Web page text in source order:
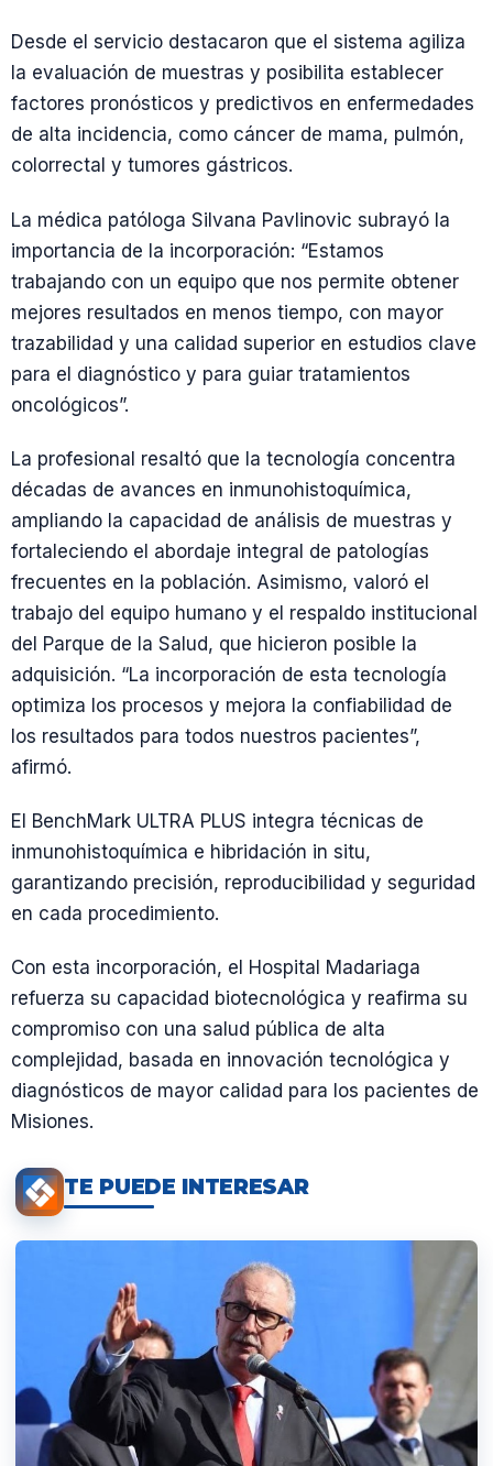
Desde el servicio destacaron que el sistema agiliza
la evaluación de muestras y posibilita establecer
factores pronósticos y predictivos en enfermedades
de alta incidencia, como cáncer de mama, pulmón,
colorrectal y tumores gástricos.
La médica patóloga Silvana Pavlinovic subrayó la
importancia de la incorporación: “Estamos
trabajando con un equipo que nos permite obtener
mejores resultados en menos tiempo, con mayor
trazabilidad y una calidad superior en estudios clave
para el diagnóstico y para guiar tratamientos
oncológicos”.
La profesional resaltó que la tecnología concentra
décadas de avances en inmunohistoquímica,
ampliando la capacidad de análisis de muestras y
fortaleciendo el abordaje integral de patologías
frecuentes en la población. Asimismo, valoró el
trabajo del equipo humano y el respaldo institucional
del Parque de la Salud, que hicieron posible la
adquisición. “La incorporación de esta tecnología
optimiza los procesos y mejora la confiabilidad de
los resultados para todos nuestros pacientes”,
afirmó.
El BenchMark ULTRA PLUS integra técnicas de
inmunohistoquímica e hibridación in situ,
garantizando precisión, reproducibilidad y seguridad
en cada procedimiento.
Con esta incorporación, el Hospital Madariaga
refuerza su capacidad biotecnológica y reafirma su
compromiso con una salud pública de alta
complejidad, basada en innovación tecnológica y
diagnósticos de mayor calidad para los pacientes de
Misiones.
TE PUEDE INTERESAR